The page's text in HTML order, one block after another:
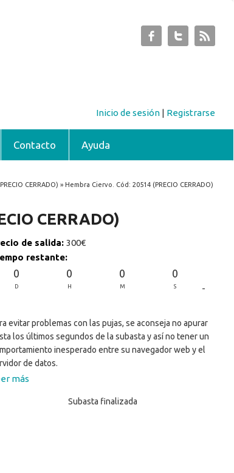
Inicio de sesión | Registrarse
Contacto Ayuda
CERRADO) » Hembra Ciervo. Cód: 20514 (PRECIO CERRADO)
CERRADO)
de salida: 300€
restante:
0
D
0
H
0
M
0
S -
evitar problemas con las pujas, se aconseja no apurar
los últimos segundos de la subasta y así no tener un
inesperado entre su navegador web y el
de datos.
más
Subasta finalizada